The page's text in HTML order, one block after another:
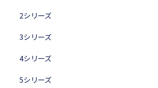
2シリーズ
3シリーズ
4シリーズ
5シリーズ